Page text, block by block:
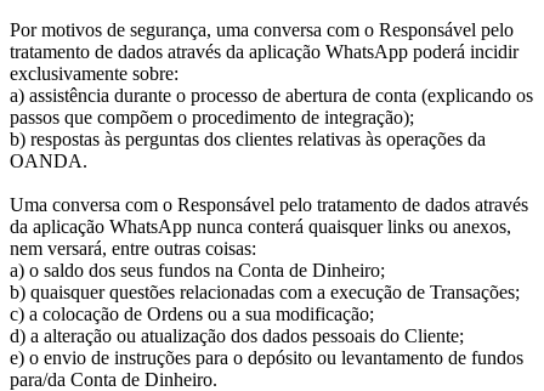
Por motivos de segurança, uma conversa com o Responsável pelo
tratamento de dados através da aplicação WhatsApp poderá incidir
exclusivamente sobre:
a) assistência durante o processo de abertura de conta (explicando os
passos que compõem o procedimento de integração);
b) respostas às perguntas dos clientes relativas às operações da
OANDA.
Uma conversa com o Responsável pelo tratamento de dados através
da aplicação WhatsApp nunca conterá quaisquer links ou anexos,
nem versará, entre outras coisas:
a) o saldo dos seus fundos na Conta de Dinheiro;
b) quaisquer questões relacionadas com a execução de Transações;
c) a colocação de Ordens ou a sua modificação;
d) a alteração ou atualização dos dados pessoais do Cliente;
e) o envio de instruções para o depósito ou levantamento de fundos
para/da Conta de Dinheiro.